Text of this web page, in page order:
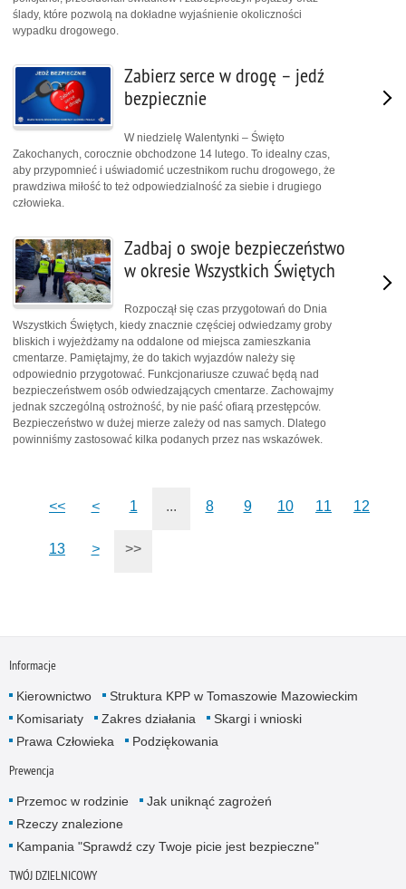
ślady, które pozwolą na dokładne wyjaśnienie okoliczności
wypadku drogowego.
Zabierz serce w drogę – jedź
bezpiecznie
W niedzielę Walentynki – Święto
Zakochanych, corocznie obchodzone 14 lutego. To idealny czas,
aby przypomnieć i uświadomić uczestnikom ruchu drogowego, że
prawdziwa miłość to też odpowiedzialność za siebie i drugiego
człowieka.
Zadbaj o swoje bezpieczeństwo
w okresie Wszystkich Świętych
Rozpoczął się czas przygotowań do Dnia
Wszystkich Świętych, kiedy znacznie częściej odwiedzamy groby
bliskich i wyjeżdżamy na oddalone od miejsca zamieszkania
cmentarze. Pamiętajmy, że do takich wyjazdów należy się
odpowiednio przygotować. Funkcjonariusze czuwać będą nad
bezpieczeństwem osób odwiedzających cmentarze. Zachowajmy
jednak szczególną ostrożność, by nie paść ofiarą przestępców.
Bezpieczeństwo w dużej mierze zależy od nas samych. Dlatego
powinniśmy zastosować kilka podanych przez nas wskazówek.
<< < 1 ... 8 9 10 11 12
13 > >>
Informacje
Kierownictwo
Struktura KPP w Tomaszowie Mazowieckim
Komisariaty
Zakres działania
Skargi i wnioski
Prawa Człowieka
Podziękowania
Prewencja
Przemoc w rodzinie
Jak uniknąć zagrożeń
Rzeczy znalezione
Kampania "Sprawdź czy Twoje picie jest bezpieczne"
TWÓJ DZIELNICOWY